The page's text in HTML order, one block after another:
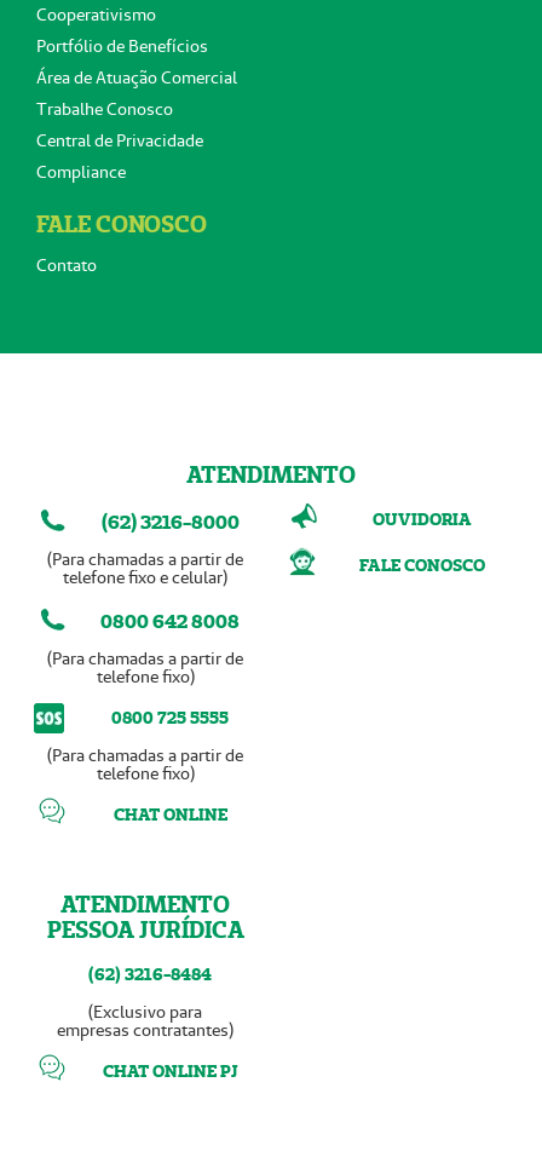
Cooperativismo
Portfólio de Benefícios
Área de Atuação Comercial
Trabalhe Conosco
Central de Privacidade
Compliance
FALE CONOSCO
Contato
ATENDIMENTO
(62) 3216-8000
(Para chamadas a partir de
telefone fixo e celular)
0800 642 8008
(Para chamadas a partir de
telefone fixo)
0800 725 5555
(Para chamadas a partir de
telefone fixo)
CHAT ONLINE
ATENDIMENTO
PESSOA JURÍDICA
(62) 3216-8484
(Exclusivo para
empresas contratantes)
CHAT ONLINE PJ
OUVIDORIA
FALE CONOSCO